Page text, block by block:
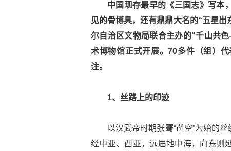
中国现存最早的《三国志》写本
见的骨博具，还有鼎鼎大名的“五星
尔自治区文物局联合主办的“千山共
术博物馆正式开展。70多件（组）
注。
1、丝路上的印迹
以汉武帝时期张骞“凿空”为始的
经中亚、西亚，远届地中海，向东则